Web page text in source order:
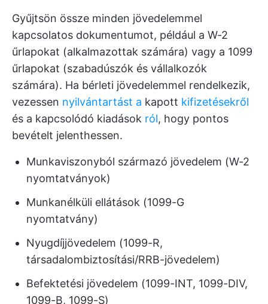
Gyűjtsön össze minden jövedelemmel
kapcsolatos dokumentumot, például a W-2
űrlapokat (alkalmazottak számára) vagy a 1099
űrlapokat (szabadúszók és vállalkozók
számára). Ha bérleti jövedelemmel rendelkezik,
vezessen nyilvántartást a kapott kifizetésekről
és a kapcsolódó kiadások ról, hogy pontos
bevételt jelenthessen.
Munkaviszonyból származó jövedelem (W-2
nyomtatványok)
Munkanélküli ellátások (1099-G
nyomtatvány)
Nyugdíjjövedelem (1099-R,
társadalombiztosítási/RRB-jövedelem)
Befektetési jövedelem (1099-INT, 1099-DIV,
1099-B, 1099-S)